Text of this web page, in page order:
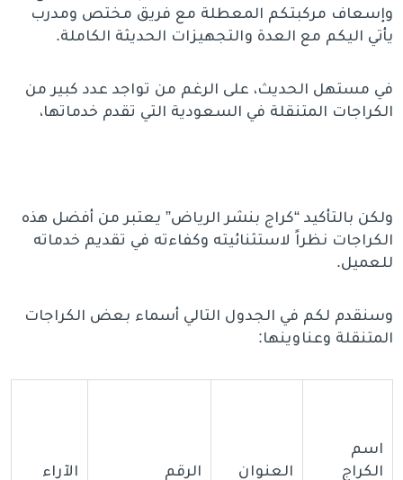
وإسعاف مركبتكم المعطلة مع فريق مختص ومدرب
يأتي اليكم مع العدة والتجهيزات الحديثة الكاملة.
في مستهل الحديث، على الرغم من تواجد عدد كبير من
الكراجات المتنقلة في السعودية التي تقدم خدماتها،
ولكن بالتأكيد “كراج بنشر الرياض” يعتبر من أفضل هذه
الكراجات نظراً لاستثنائيته وكفاءته في تقديم خدماته
للعميل.
وسنقدم لكم في الجدول التالي أسماء بعض الكراجات
المتنقلة وعناوينها:
اسم
الكراج
العنوان الرقم الآراء